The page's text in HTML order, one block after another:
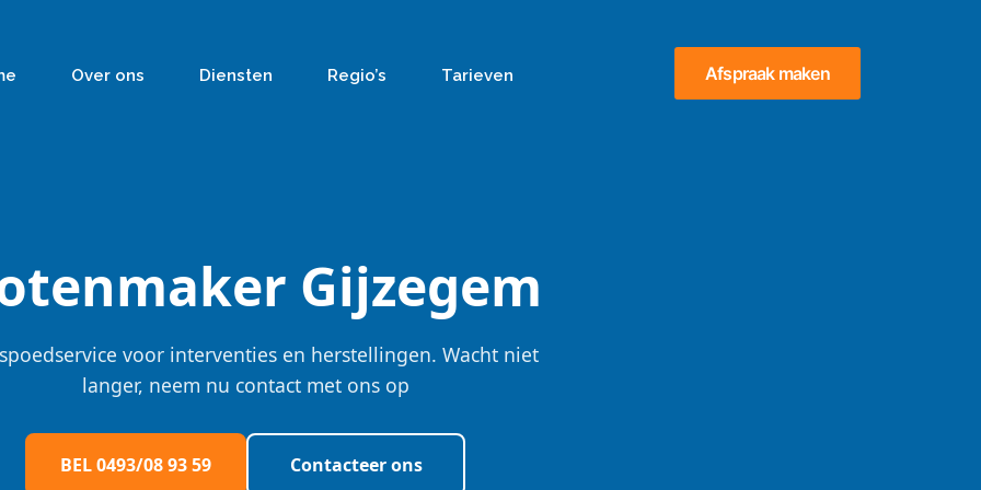
Over ons Diensten Regio’s Tarieven Afspraak maken
Gijzegem
voor interventies en herstellingen. Wacht niet
langer, neem nu contact met ons op
BEL 0493/08 93 59 Contacteer ons